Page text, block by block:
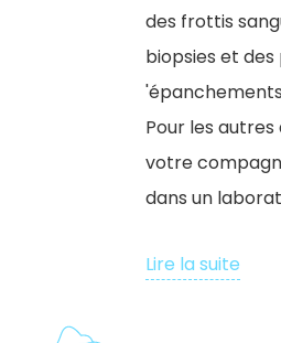
des frottis
biopsies et
Pour les
votre
dans un
Lire la suite